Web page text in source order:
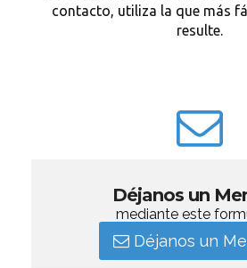
contacto, utiliza la que más
resulte.
Déjanos un
mediante este
Déjanos un